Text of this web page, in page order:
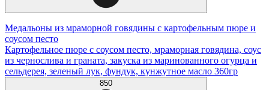
Медальоны из мраморной говядины с картофельным пюре и
соусом песто
Картофельное пюре с соусом песто, мраморная говядина, соус
из чернослива и граната, закуска из маринованного огурца и
сельдерея, зеленый лук, фундук, кунжутное масло 360гр
850